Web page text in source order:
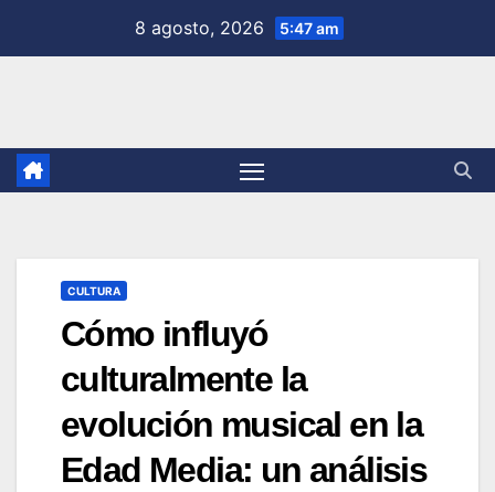
8 agosto, 2026 5:47 am
CULTURA
Cómo influyó
culturalmente la
evolución musical en la
Edad Media: un análisis